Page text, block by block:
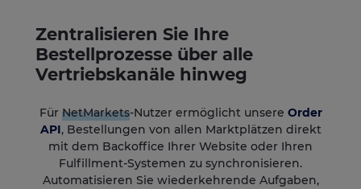
Zentralisieren Sie Ihre
Bestellprozesse über alle
Vertriebskanäle hinweg
Für NetMarkets-Nutzer ermöglicht unsere Order
API, Bestellungen von allen Marktplätzen direkt
mit dem Backoffice Ihrer Website oder Ihren
Fulfillment-Systemen zu synchronisieren.
Automatisieren Sie wiederkehrende Aufgaben,